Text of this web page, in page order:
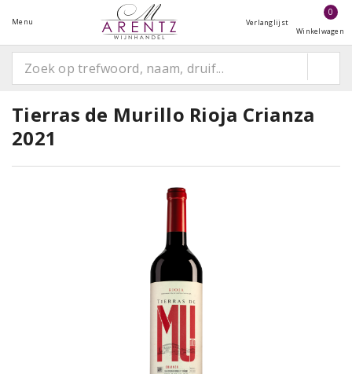
Menu Verlanglijst
0
Winkelwagen
Tierras de Murillo Rioja Crianza
2021